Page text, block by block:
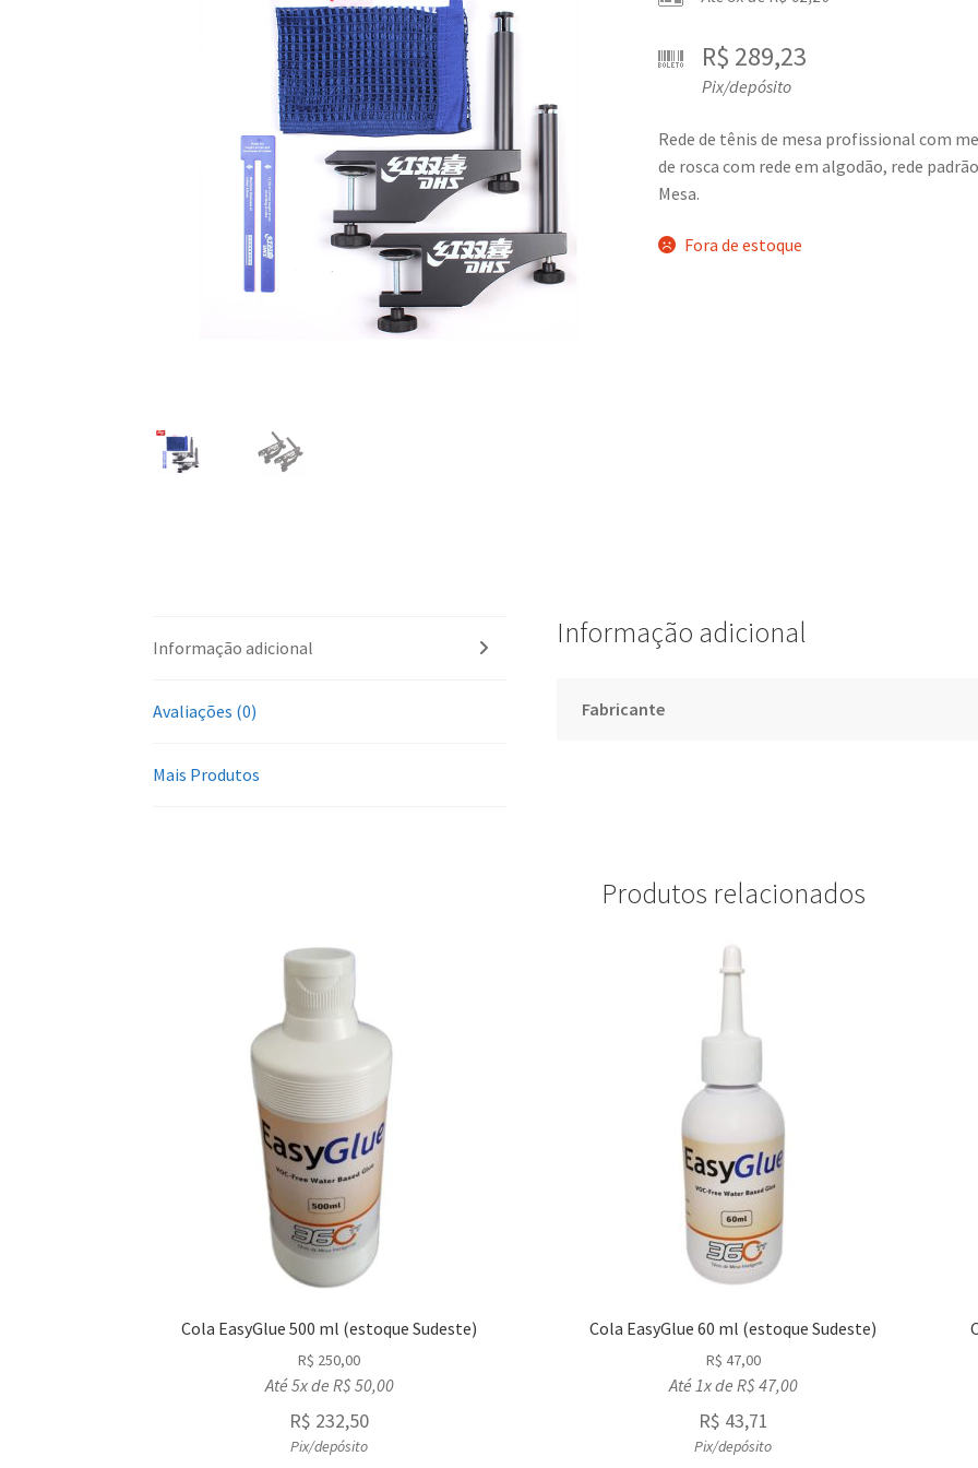
R$ 289,23
Pix/depósito
Rede de tênis de mesa profissional com
de rosca com rede em algodão, rede
Mesa.
Fora de estoque
Informação adicional
Avaliações (0)
Mais Produtos
Informação adicional
Fabricante
Produtos relacionados
Cola EasyGlue 500 ml (estoque Sudeste)
R$ 250,00
Até 5x de R$50,00
R$ 232,50
Pix/depósito
Cola EasyGlue 60 ml (estoque Sudeste)
R$ 47,00
Até 1x de R$47,00
R$ 43,71
Pix/depósito